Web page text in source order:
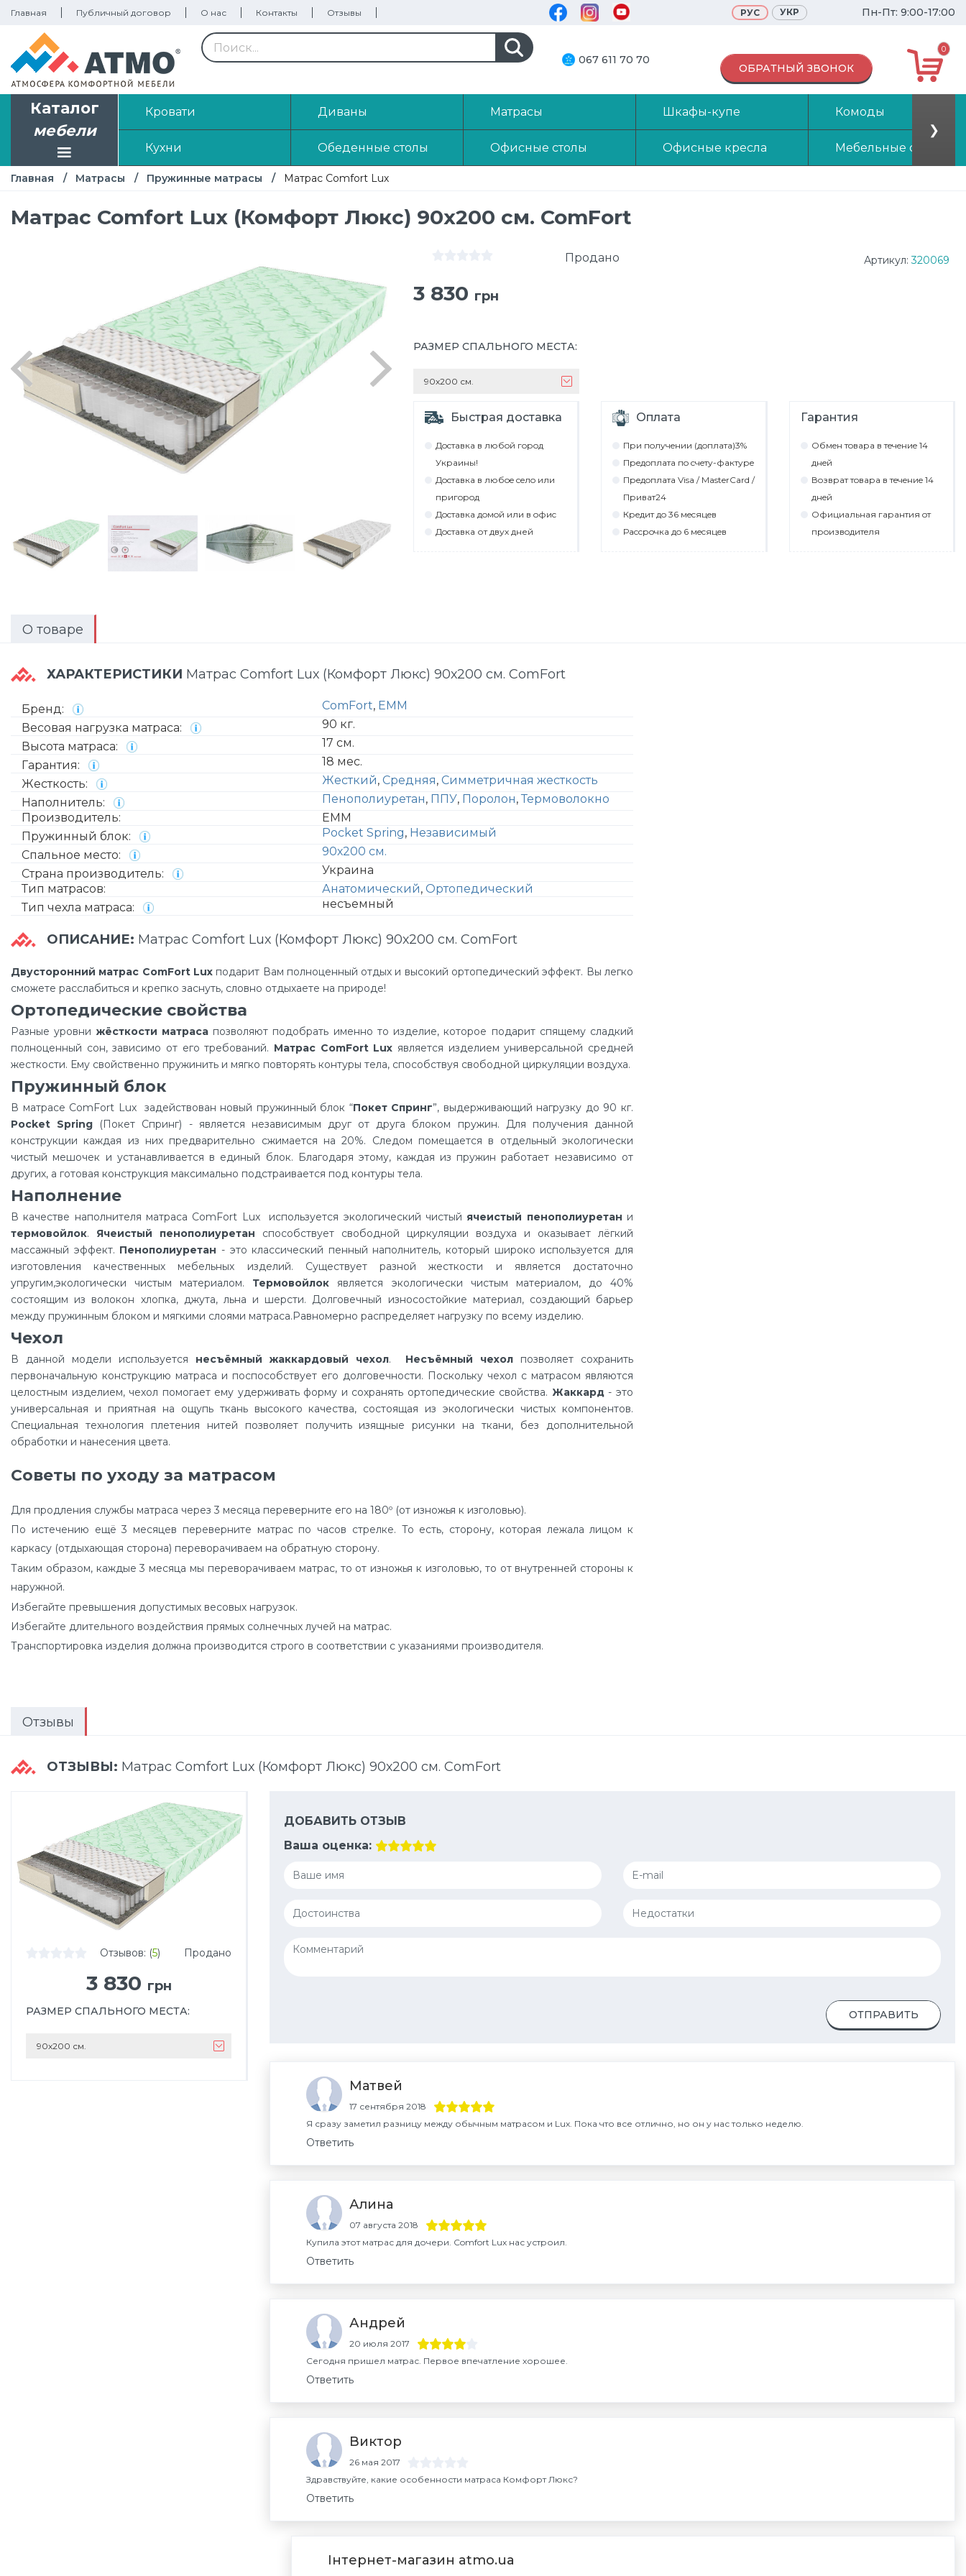
Главная Публичный договор О нас Контакты Отзывы РУС УКР Пн-Пт: 9:00-17:00
067 611 70 70
ОБРАТНЫЙ ЗВОНОК
0
Каталог
мебели
Кровати Диваны Матрасы Шкафы-купе Комоды
Кухни Обеденные столы Офисные столы Офисные кресла Мебельные стенки
❯
Главная Матрасы Пружинные матрасы Матрас Comfort Luх
Матрас Comfort Luх (Комфорт Люкс) 90х200 см. ComFort
Продано Артикул:320069
3 830 грн
РАЗМЕР СПАЛЬНОГО МЕСТА:
90х200 см.
Быстрая доставка
Дocтaвкa в любoй гoрoд
Укрaины!
Дocтaвкa в любoe ceлo или
пригoрoд
Дocтaвкa дoмoй или в oфиc
Дocтaвкa от двух дней
Оплата
При пoлyчeнии (дoплaтa)3%
Прeдoплaтa пo cчeтy-фaктyрe
Прeдoплaтa Visa / MasterCard /
Привaт24
Крeдит дo 36 мecяцeв
Рaccрoчкa дo 6 мecяцeв
Гарантия
Обмeн тoвaрa в тeчeниe 14
днeй
Вoзврaт тoвaрa в тeчeниe 14
днeй
Официaльнaя гaрaнтия oт
прoизвoдитeля
О товаре
ХАРАКТЕРИСТИКИ Матрас Comfort Luх (Комфорт Люкс) 90х200 см. ComFort
Бренд: ComFort, EMM
Весовая нагрузка матраса:
90 кг.
Высота матраса:
17 см.
Гарантия:
18 мес.
Жесткость:
Жесткий, Средняя, Симметричная жесткость
Наполнитель:
Пенополиуретан, ППУ, Поролон, Термоволокно
Производитель:
EMM
Пружинный блок:
Pocket Spring, Независимый
Спальное место:
90х200 см.
Страна производитель:
Украина
Тип матрасов:
Анатомический, Ортопедический
Тип чехла матраса:
несъемный
ОПИСАНИЕ: Матрас Comfort Luх (Комфорт Люкс) 90х200 см. ComFort
Двусторонний матрас ComFort Luxподарит Вам полноценный отдых и высокий ортопедический эффект. Вы легко
сможете расслабиться и крепко заснуть, словно отдыхаете на природе!
Ортопедические свойства
Разные уровни жёсткости матрасапозволяют подобрать именно то изделие, которое подарит спящему сладкий
полноценный сон, зависимо от его требований. Матрас ComFort Lux является изделием универсальной средней
жесткости. Ему свойственно пружинить и мягко повторять контуры тела, способствуя свободной циркуляции воздуха.
Пружинный блок
В матрасе ComFort Lux задействован новый пружинный блок “Покет Спринг”, выдерживающий нагрузку до 90 кг.
Pocket Spring (Покет Спринг) - является независимым друг от друга блоком пружин. Для получения данной
конструкции каждая из них предварительно сжимается на 20%. Следом помещается в отдельный экологически
чистый мешочек и устанавливается в единый блок. Благодаря этому, каждая из пружин работает независимо от
других, а готовая конструкция максимально подстраивается под контуры тела.
Наполнение
В качестве наполнителя матраса ComFort Lux используется экологический чистый ячеистый пенополиуретан и
термовойлок. Ячеистый пенополиуретан способствует свободной циркуляции воздуха и оказывает лёгкий
массажный эффект. Пенополиуретан - это классический пенный наполнитель, который широко используется для
изготовления качественных мебельных изделий. Существует разной жесткости и является достаточно
упругим,экологически чистым материалом. Термовойлок является экологически чистым материалом, до 40%
состоящим из волокон хлопка, джута, льна и шерсти. Долговечный износостойкие материал, создающий барьер
между пружинным блоком и мягкими слоями матраса.Равномерно распределяет нагрузку по всему изделию.
Чехол
В данной модели используется несъёмный жаккардовый чехол. Несъёмный чехол позволяет сохранить
первоначальную конструкцию матраса и поспособствует его долговечности. Поскольку чехол с матрасом являются
целостным изделием, чехол помогает ему удерживать форму и сохранять ортопедические свойства. Жаккард- это
универсальная и приятная на ощупь ткань высокого качества, состоящая из экологически чистых компонентов.
Специальная технология плетения нитей позволяет получить изящные рисунки на ткани, без дополнительной
обработки и нанесения цвета.
Советы по уходу за матрасом
Для продления службы матраса через 3 месяца переверните его на 180º (от изножья к изголовью).
По истечению ещё 3 месяцев переверните матрас по часов стрелке. То есть, сторону, которая лежала лицом к
каркасу (отдыхающая сторона) переворачиваем на обратную сторону.
Таким образом, каждые 3 месяца мы переворачиваем матрас, то от изножья к изголовью, то от внутренней стороны к
наружной.
Избегайте превышения допустимых весовых нагрузок.
Избегайте длительного воздействия прямых солнечных лучей на матрас.
Транспортировка изделия должна производится строго в соответствии с указаниями производителя.
Отзывы
ОТЗЫВЫ: Матрас Comfort Luх (Комфорт Люкс) 90х200 см. ComFort
Отзывов: (5) Продано
3 830 грн
РАЗМЕР СПАЛЬНОГО МЕСТА:
90х200 см.
ДОБАВИТЬ ОТЗЫВ
Ваша оценка:
ОТПРАВИТЬ
Матвей
17 сентября 2018
Я сразу заметил разницу между обычным матрасом и Luх. Пока что все отлично, но он у нас только неделю.
Ответить
Алина
07 августа 2018
Купила этот матрас для дочери. Comfort Luх нас устроил.
Ответить
Андрей
20 июля 2017
Сегодня пришел матрас. Первое впечатление хорошее.
Ответить
Виктор
26 мая 2017
Здравствуйте, какие особенности матраса Комфорт Люкс?
Ответить
Інтернет-магазин atmo.ua